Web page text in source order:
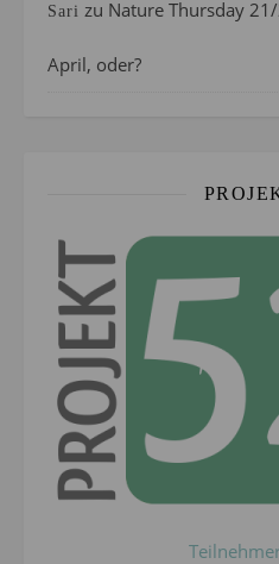
Sari zu Nature Thursday
April, oder?